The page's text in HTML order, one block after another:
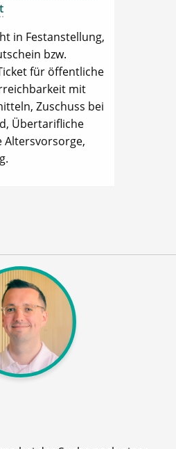
in Festanstellung,
bzw.
für öffentliche
mit
Zuschuss bei
Übertarifliche
Altersvorsorge,